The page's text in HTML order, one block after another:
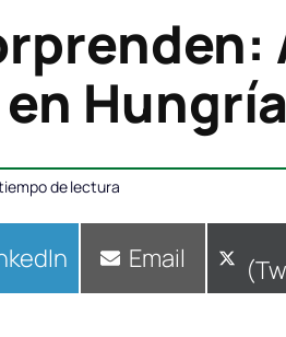
Hungría
de lectura
Compartir
Email